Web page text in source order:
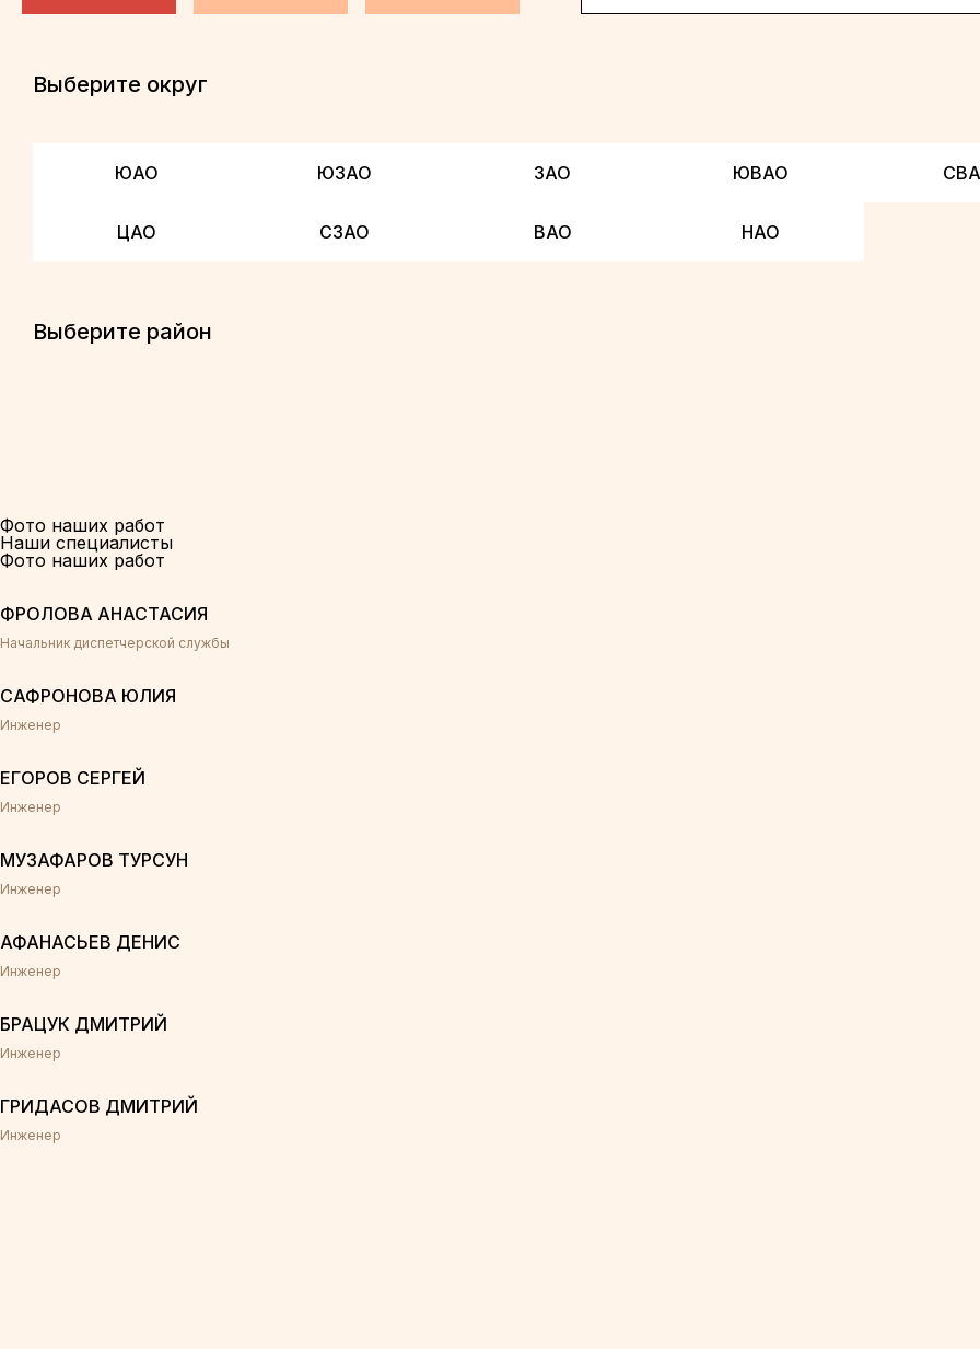
Выберите округ
ЮАО ЮЗАО ЗАО ЮВАО
ЦАО СЗАО ВАО НАО
Выберите район
Фото наших работ
Наши специалисты
Фото наших работ
ФРОЛОВА АНАСТАСИЯ
Начальник диспетчерской службы
САФРОНОВА ЮЛИЯ
Инженер
ЕГОРОВ СЕРГЕЙ
Инженер
МУЗАФАРОВ ТУРСУН
Инженер
АФАНАСЬЕВ ДЕНИС
Инженер
БРАЦУК ДМИТРИЙ
Инженер
ГРИДАСОВ ДМИТРИЙ
Инженер